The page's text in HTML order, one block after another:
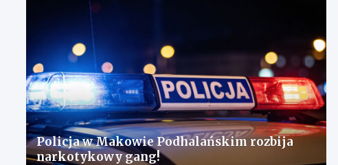
Policja w Makowie Podhalańskim rozbija
narkotykowy gang!